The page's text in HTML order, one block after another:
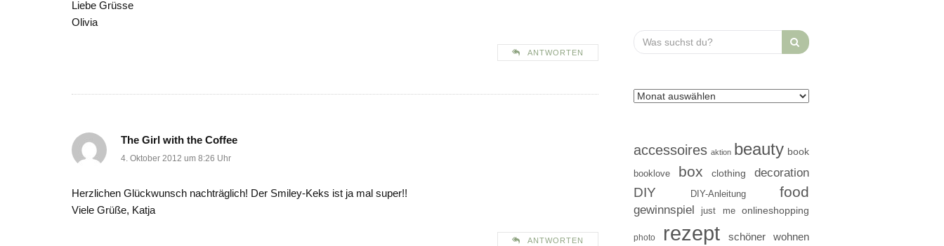
Liebe Grüsse
Olivia
ANTWORTEN
The Girl with the Coffee
4. Oktober 2012 um 8:26 Uhr
Herzlichen Glückwunsch nachträglich! Der Smiley-Keks ist ja mal super!!
Viele Grüße, Katja
ANTWORTEN
Search
for:
accessoires aktion beauty book
booklove box clothing decoration
DIY DIY-Anleitung food
gewinnspiel just me onlineshopping
photo rezept schöner wohnen